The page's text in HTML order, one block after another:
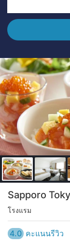
Sapporo
โรงแรม
4.0 คะแนนรีวิว